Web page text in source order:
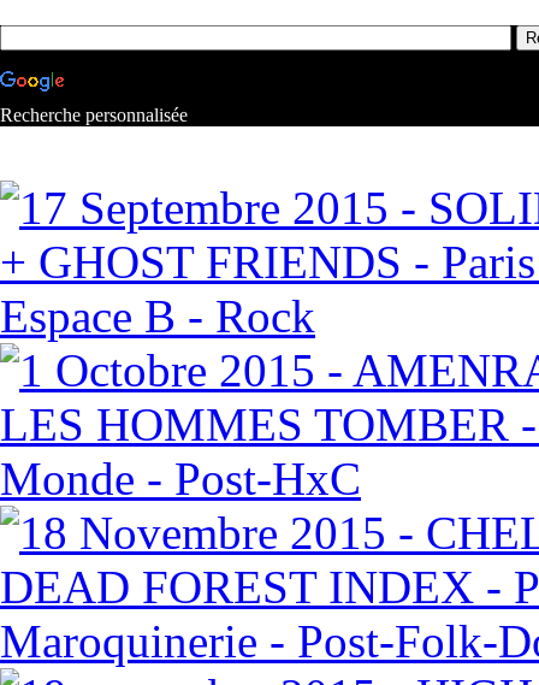
Recherche personnalisée